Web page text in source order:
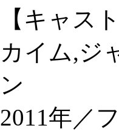
【キャス
カイム,ジ
ン
2011年／